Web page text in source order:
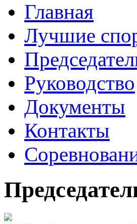
Главная
Лучшие
Руководство
Документы
Контакты